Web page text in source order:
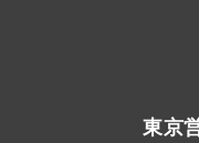
東京